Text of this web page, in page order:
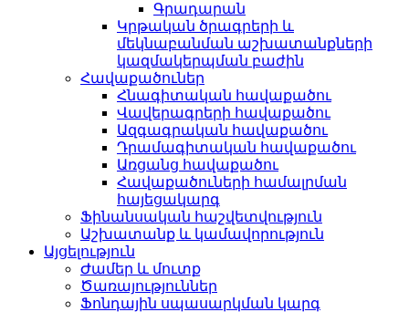
Գրադարան
Կրթական ծրագրերի և
մեկնաբանման աշխատանքների
կազմակերպման բաժին
Հավաքածուներ
Հնագիտական հավաքածու
Վավերագրերի հավաքածու
Ազգագրական հավաքածու
Դրամագիտական հավաքածու
Առցանց հավաքածու
Հավաքածուների համալրման
հայեցակարգ
Ֆինանսական հաշվետվություն
Աշխատանք և կամավորություն
Այցելություն
Ժամեր և մուտք
Ծառայություններ
Ֆոնդային սպասարկման կարգ